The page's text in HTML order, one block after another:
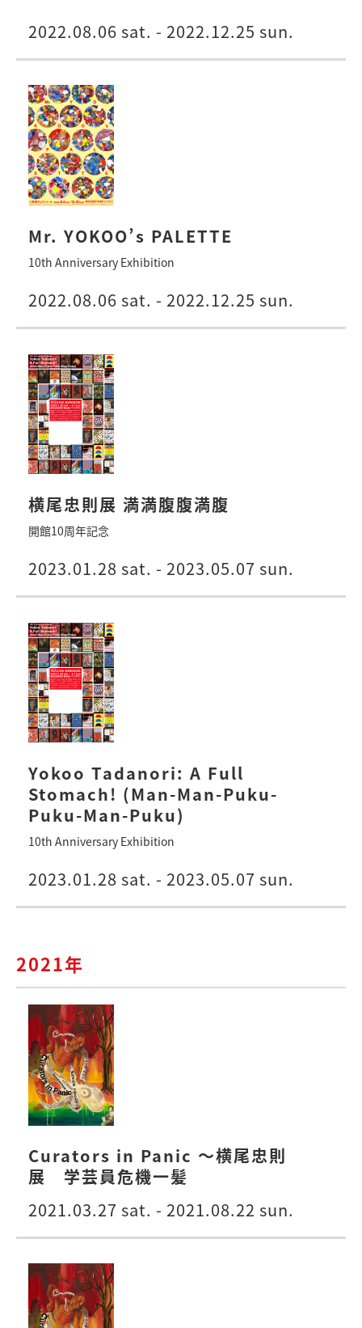
2022.08.06 sat. - 2022.12.25 sun.
Mr. YOKOO’s PALETTE
10th Anniversary Exhibition
2022.08.06 sat. - 2022.12.25 sun.
横尾忠則展 満満腹腹満腹
開館10周年記念
2023.01.28 sat. - 2023.05.07 sun.
Yokoo Tadanori: A Full
Stomach! (Man-Man-Puku-
Puku-Man-Puku)
10th Anniversary Exhibition
2023.01.28 sat. - 2023.05.07 sun.
2021年
Curators in Panic 〜横尾忠則
展 学芸員危機一髪
2021.03.27 sat. - 2021.08.22 sun.